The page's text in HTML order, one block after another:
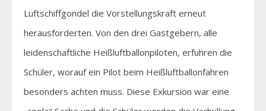
Luftschiffgondel die Vorstellungskraft erneut
herausforderten. Von den drei Gastgebern, alle
leidenschaftliche Heißluftballonpiloten, erfuhren die
Schüler, worauf ein Pilot beim Heißluftballonfahren
besonders achten muss. Diese Exkursion war eine